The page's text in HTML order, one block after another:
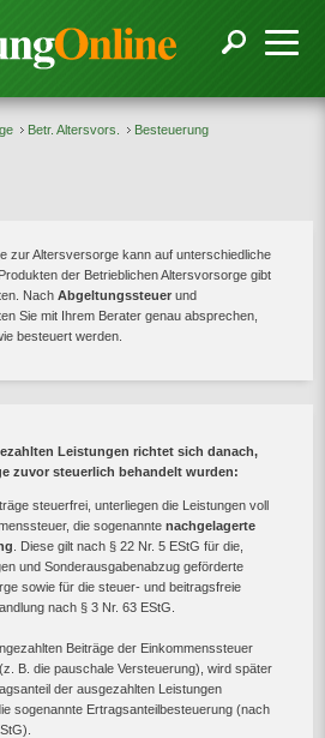
Betr. Altersvors. Besteuerung
zur Altersversorge kann auf unterschiedliche
der Betrieblichen Altersvorsorge gibt
Nach Abgeltungssteuer und
Sie mit Ihrem Berater genau absprechen,
besteuert werden.
Leistungen richtet sich danach,
zuvor steuerlich behandelt wurden:
steuerfrei, unterliegen die Leistungen voll
die sogenannte nachgelagerte
. Diese gilt nach § 22 Nr. 5 EStG für die,
und Sonderausgabenabzug geförderte
sowie für die steuer- und beitragsfreie
nach § 3 Nr. 63 EStG.
Beiträge der Einkommenssteuer
z. B. die pauschale Versteuerung), wird später
der ausgezahlten Leistungen
sogenannte Ertragsanteilbesteuerung (nach
).